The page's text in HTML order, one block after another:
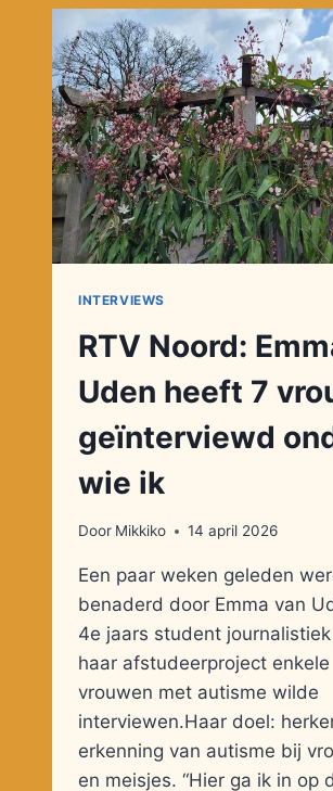
INTERVIEWS
RTV Noord:
Uden heeft 7
geïnterviewd
wie ik
Door Mikkiko 14 april 2026
Een paar weken geleden
benaderd door Emma van
4e jaars student
haar afstudeerproject enkele
vrouwen met autisme wilde
interviewen.Haar doel:
erkenning van autisme bij
en meisjes. “Hier ga ik in op